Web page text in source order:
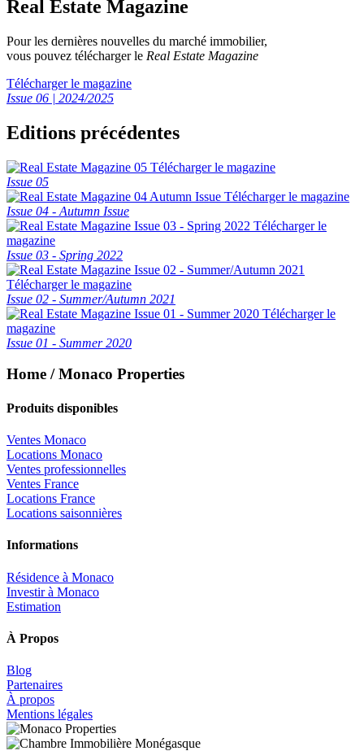
Real Estate Magazine
Pour les dernières nouvelles du marché immobilier,
vous pouvez télécharger le Real Estate Magazine
Télécharger le magazine
Issue 06 | 2024/2025
Editions précédentes
Télécharger le magazine
Issue 05
Télécharger le magazine
Issue 04 - Autumn Issue
Télécharger le
magazine
Issue 03 - Spring 2022
Télécharger le magazine
Issue 02 - Summer/Autumn 2021
Télécharger le
magazine
Issue 01 - Summer 2020
Home / Monaco Properties
Produits disponibles
Ventes Monaco
Locations Monaco
Ventes professionnelles
Ventes France
Locations France
Locations saisonnières
Informations
Résidence à Monaco
Investir à Monaco
Estimation
À Propos
Blog
Partenaires
À propos
Mentions légales